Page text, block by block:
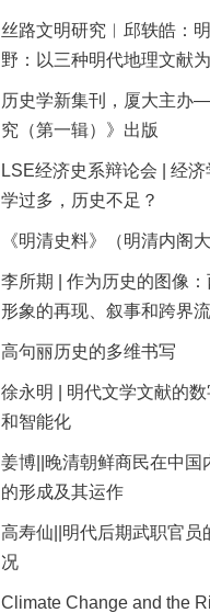
丝路文明研究︱邱轶皓：
野：以三种明代地理文献
历史学新集刊，厦大主办
究（第一辑）》出版
LSE经济史系辩论会 | 经
学过多，历史不足？
《明清史料》（明清内阁
李所期 | 作为历史的图像
形象的再现、叙事和跨界
高句丽历史的多维书写
徐永明 | 明代文学文献的
和智能化
姜博||晚清朝鲜商民在中国
的形成及其运作
高寿仙||明代后期武职官员
况
Climate Change and the